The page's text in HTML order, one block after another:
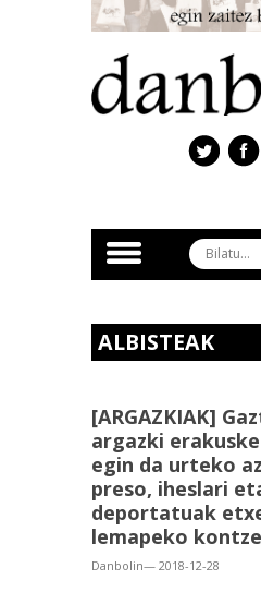
ALBISTEAK
[ARGAZKIAK]
argazki
egin da urteko
preso, iheslari
deportatuak
lemapeko
Danbolin— 2018-12-28